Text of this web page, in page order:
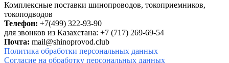
Комплексные поставки шинопроводов, токоприемников,
токоподводов
Телефон: +7(499) 322-93-90
для звонков из Казахстана: +7 (717) 269-69-54
Почта: mail@shinoprovod.club
Политика обработки персональных данных
Согласие на обработку персональных данных